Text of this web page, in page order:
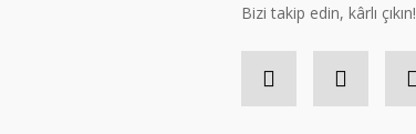
Bizi takip edin, kârlı çıkın!